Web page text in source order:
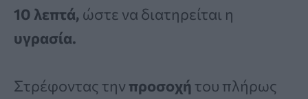
10 λεπτά, ώστε να διατηρείται η
υγρασία.
Στρέφοντας την προσοχή του πλήρως